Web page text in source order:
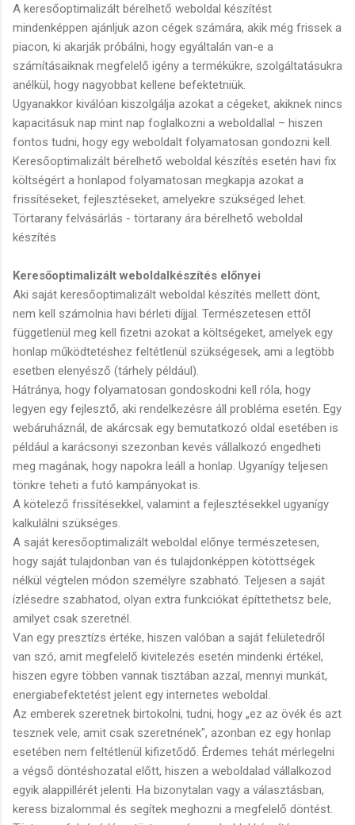
A keresőoptimalizált bérelhető weboldal készítést
mindenképpen ajánljuk azon cégek számára, akik még frissek a
piacon, ki akarják próbálni, hogy egyáltalán van-e a
számításaiknak megfelelő igény a termékükre, szolgáltatásukra
anélkül, hogy nagyobbat kellene befektetniük.
Ugyanakkor kiválóan kiszolgálja azokat a cégeket, akiknek nincs
kapacitásuk nap mint nap foglalkozni a weboldallal – hiszen
fontos tudni, hogy egy weboldalt folyamatosan gondozni kell.
Keresőoptimalizált bérelhető weboldal készítés esetén havi fix
költségért a honlapod folyamatosan megkapja azokat a
frissítéseket, fejlesztéseket, amelyekre szükséged lehet.
Törtarany felvásárlás - törtarany ára bérelhető weboldal
készítés
Keresőoptimalizált weboldalkészítés előnyei
Aki saját keresőoptimalizált weboldal készítés mellett dönt,
nem kell számolnia havi bérleti díjjal. Természetesen ettől
függetlenül meg kell fizetni azokat a költségeket, amelyek egy
honlap működtetéshez feltétlenül szükségesek, ami a legtöbb
esetben elenyésző (tárhely például).
Hátránya, hogy folyamatosan gondoskodni kell róla, hogy
legyen egy fejlesztő, aki rendelkezésre áll probléma esetén. Egy
webáruháznál, de akárcsak egy bemutatkozó oldal esetében is
például a karácsonyi szezonban kevés vállalkozó engedheti
meg magának, hogy napokra leáll a honlap. Ugyanígy teljesen
tönkre teheti a futó kampányokat is.
A kötelező frissítésekkel, valamint a fejlesztésekkel ugyanígy
kalkulálni szükséges.
A saját keresőoptimalizált weboldal előnye természetesen,
hogy saját tulajdonban van és tulajdonképpen kötöttségek
nélkül végtelen módon személyre szabható. Teljesen a saját
ízlésedre szabhatod, olyan extra funkciókat építtethetsz bele,
amilyet csak szeretnél.
Van egy presztízs értéke, hiszen valóban a saját felületedről
van szó, amit megfelelő kivitelezés esetén mindenki értékel,
hiszen egyre többen vannak tisztában azzal, mennyi munkát,
energiabefektetést jelent egy internetes weboldal.
Az emberek szeretnek birtokolni, tudni, hogy „ez az övék és azt
tesznek vele, amit csak szeretnének", azonban ez egy honlap
esetében nem feltétlenül kifizetődő. Érdemes tehát mérlegelni
a végső döntéshozatal előtt, hiszen a weboldalad vállalkozod
egyik alappillérét jelenti. Ha bizonytalan vagy a választásban,
keress bizalommal és segítek meghozni a megfelelő döntést.